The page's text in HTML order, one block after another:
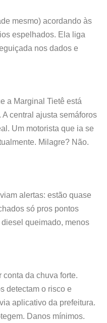
mesmo) acordando às
espelhados. Ela liga
nos dados e
a Marginal Tietê está
central ajusta semáforos
Um motorista que ia se
Milagre? Não.
alertas: estão quase
só pros pontos
queimado, menos
da chuva forte.
detectam o risco e
aplicativo da prefeitura.
Danos mínimos.